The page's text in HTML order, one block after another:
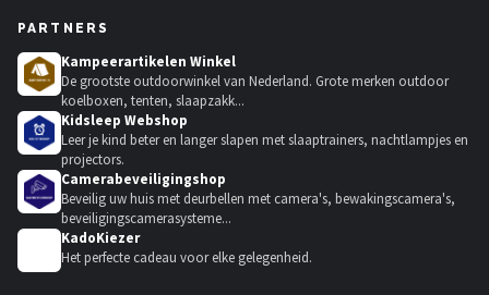
PARTNERS
Kampeerartikelen Winkel
De grootste outdoorwinkel van Nederland. Grote merken outdoor
koelboxen, tenten, slaapzakk...
Kidsleep Webshop
Leer je kind beter en langer slapen met slaaptrainers, nachtlampjes en
projectors.
Camerabeveiligingshop
Beveilig uw huis met deurbellen met camera's, bewakingscamera's,
beveiligingscamerasysteme...
KadoKiezer
Het perfecte cadeau voor elke gelegenheid.